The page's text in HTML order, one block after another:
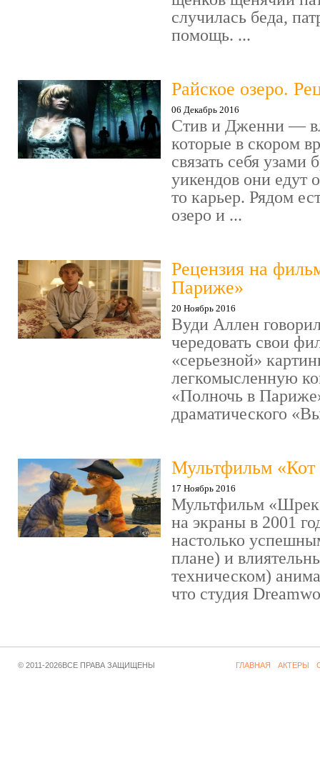
случилась беда,
помощь. ...
Райское озеро.
06 Декабрь 2016
Стив и Дженни —
которые в скором
связать себя узами
уикендов они едут
то карьер. Рядом
озеро и ...
Рецензия на
Париже»
20 Ноябрь 2016
Вуди Аллен
чередовать свои
«серьезной»
легкомысленную
«Полночь в
драматического
Мультфильм «Кот
17 Ноябрь 2016
Мультфильм
на экраны в 2001
настолько
плане) и
техническом)
что студия
© 2011-2026ВСЕ ПРАВА ЗАЩИЩЕНЫ ГЛАВНАЯ АКТЕРЫ